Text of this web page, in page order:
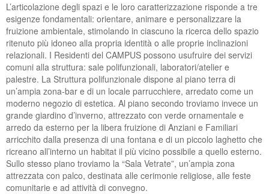
L’articolazione degli spazi e le loro caratterizzazione risponde a tre
esigenze fondamentali: orientare, animare e personalizzare la
fruizione ambientale, stimolando in ciascuno la ricerca dello spazio
ritenuto più idoneo alla propria identità o alle proprie inclinazioni
relazionali. I Residenti del CAMPUS possono usufruire dei servizi
comuni alla struttura: sale polifunzionali, laboratori/atelier e
palestre. La Struttura polifunzionale dispone al piano terra di
un’ampia zona-bar e di un locale parrucchiere, arredato come un
moderno negozio di estetica. Al piano secondo troviamo invece un
grande giardino d’inverno, attrezzato con verde ornamentale e
arredo da esterno per la libera fruizione di Anziani e Familiari
arricchito dalla presenza di una fontana e di un piccolo laghetto che
ricreano all’interno un habitat il più vicino possibile a quello esterno.
Sullo stesso piano troviamo la “Sala Vetrate”, un’ampia zona
attrezzata con palco, destinata alle cerimonie religiose, alle feste
comunitarie e ad attività di convegno.